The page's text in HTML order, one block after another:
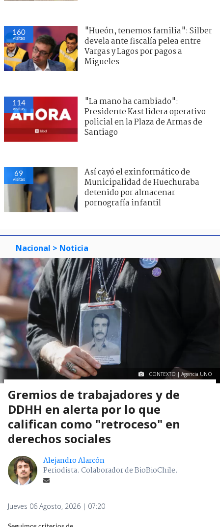
160
visitas
"Hueón, tenemos familia": Silber
devela ante fiscalía pelea entre
Vargas y Lagos por pagos a
Migueles
114
visitas
"La mano ha cambiado":
Presidente Kast lidera operativo
policial en la Plaza de Armas de
Santiago
69
visitas
Así cayó el exinformático de
Municipalidad de Huechuraba
detenido por almacenar
pornografía infantil
Nacional > Noticia
CONTEXTO | Agencia UNO
Gremios de trabajadores y de
DDHH en alerta por lo que
califican como "retroceso" en
derechos sociales
Alejandro Alarcón
Periodista. Colaborador de BioBioChile.
Jueves 06 Agosto, 2026 | 07:20